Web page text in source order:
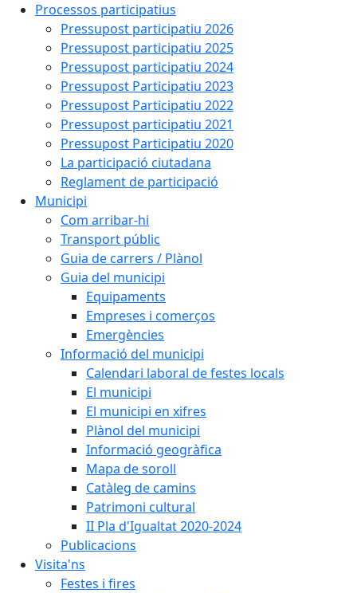
Processos participatius
Pressupost participatiu 2026
Pressupost participatiu 2025
Pressupost participatiu 2024
Pressupost Participatiu 2023
Pressupost Participatiu 2022
Pressupost participatiu 2021
Pressupost Participatiu 2020
La participació ciutadana
Reglament de participació
Municipi
Com arribar-hi
Transport públic
Guia de carrers / Plànol
Guia del municipi
Equipaments
Empreses i comerços
Emergències
Informació del municipi
Calendari laboral de festes locals
El municipi
El municipi en xifres
Plànol del municipi
Informació geogràfica
Mapa de soroll
Catàleg de camins
Patrimoni cultural
II Pla d'Igualtat 2020-2024
Publicacions
Visita'ns
Festes i fires